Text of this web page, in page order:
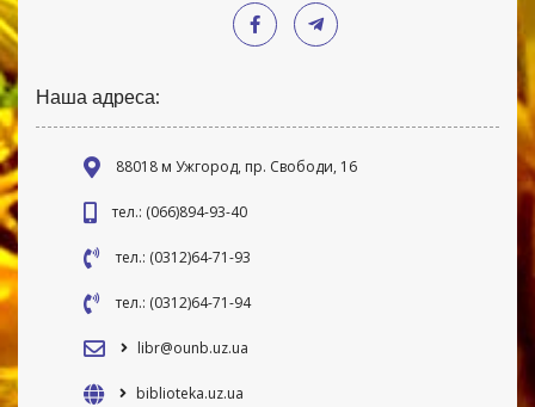
Наша адреса:
88018 м Ужгород, пр. Свободи, 16
тел.: (066)894-93-40
тел.: (0312)64-71-93
тел.: (0312)64-71-94
libr@ounb.uz.ua
biblioteka.uz.ua